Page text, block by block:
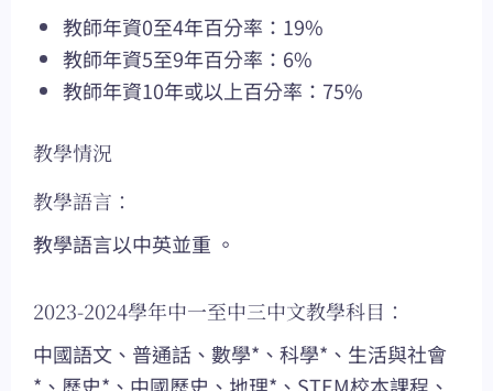
教師年資0至4年百分率：19%
教師年資5至9年百分率：6%
教師年資10年或以上百分率：75%
教學情況
教學語言：
教學語言以中英並重 。
2023-2024學年中一至中三中文教學科目：
中國語文、普通話、數學*、科學*、生活與社會
*、歷史*、中國歷史、地理*、STEM校本課程、